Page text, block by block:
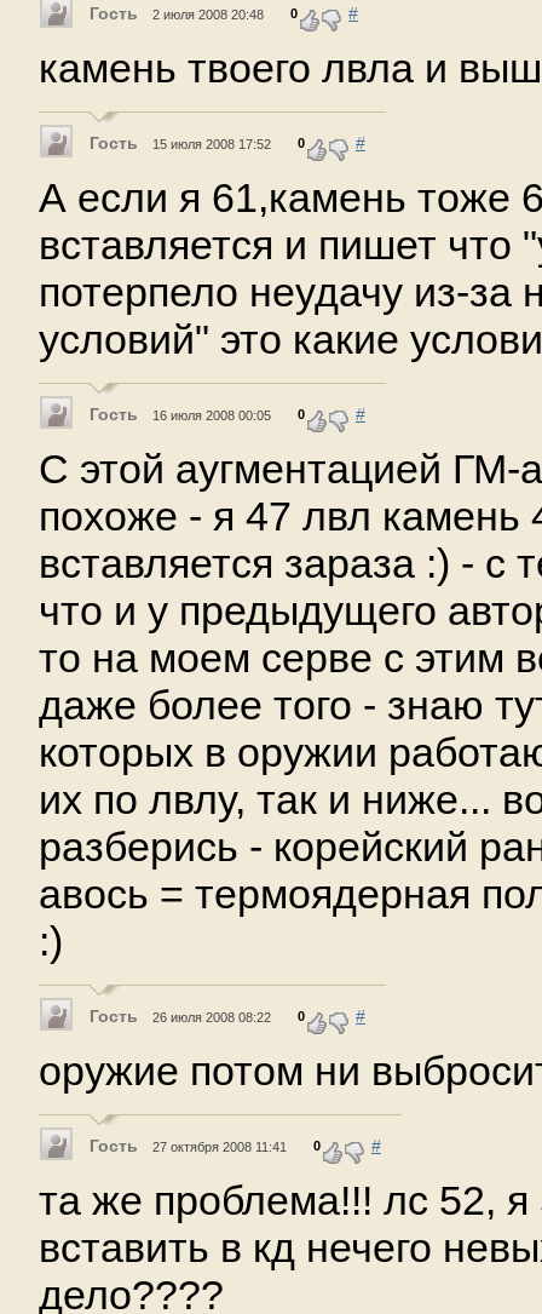
Гость 2 июля 2008 20:48 0 #
камень твоего лвла и
Гость 15 июля 2008 17:52 0 #
А если я 61,камень тоже
вставляется и пишет что
потерпело неудачу из-за
условий" это какие
Гость 16 июля 2008 00:05 0 #
С этой аугментацией
похоже - я 47 лвл камень
вставляется зараза :) - с
что и у предыдущего
то на моем серве с этим
даже более того - знаю
которых в оружии
их по лвлу, так и ниже...
разберись - корейский
авось = термоядерная
:)
Гость 26 июля 2008 08:22 0 #
оружие потом ни
Гость 27 октября 2008 11:41 0 #
та же проблема!!! лс 52,
вставить в кд нечего
дело????